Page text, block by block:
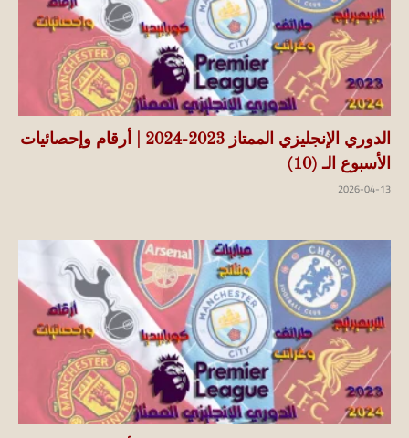
الدوري الإنجليزي الممتاز 2023-2024 | أرقام وإحصائيات
الأسبوع الـ (10)
2026-04-13